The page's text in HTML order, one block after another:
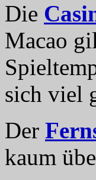
Die
Macao
sich viel
Der
kaum